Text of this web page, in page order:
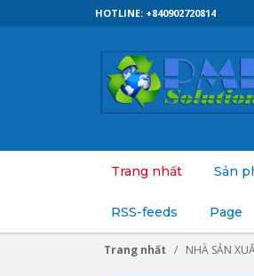
HOTLINE: +840902720814
Trang nhất Sản
RSS-feeds Page
Trang nhất NHÀ SẢN